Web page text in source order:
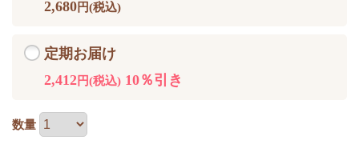
2,680円(税込)
定期お届け
2,412円(税込) 10％引き
数量